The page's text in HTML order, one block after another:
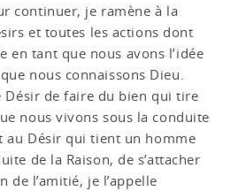
continuer, je ramène à la
et toutes les actions dont
en tant que nous avons l’idée
nous connaissons Dieu.
de faire du bien qui tire
nous vivons sous la conduite
au Désir qui tient un homme
de la Raison, de s’attacher
de l’amitié, je l’appelle